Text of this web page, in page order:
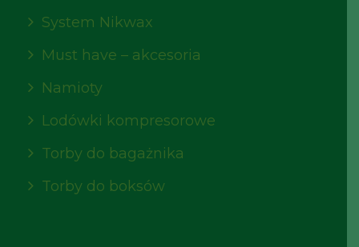
System Nikwax
Must have – akcesoria
Namioty
Lodówki kompresorowe
Torby do bagażnika
Torby do boksów